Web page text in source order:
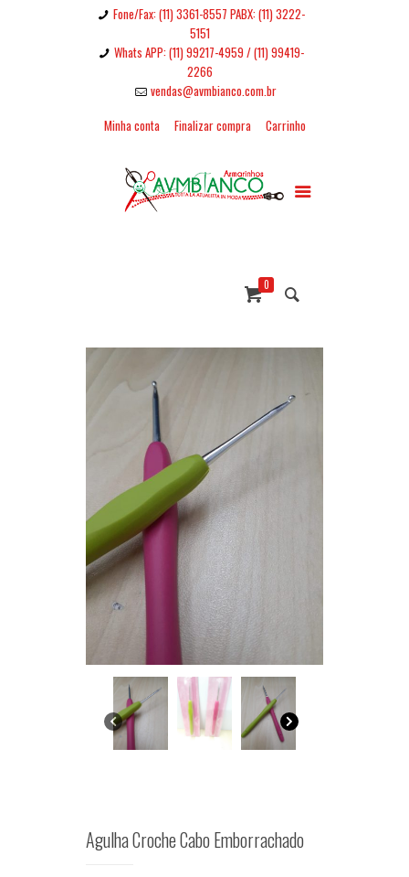
Fone/Fax: (11) 3361-8557 PABX: (11) 3222-
5151
Whats APP: (11) 99217-4959 / (11) 99419-
2266
vendas@avmbianco.com.br
Minha conta
Finalizar compra Carrinho
0
Agulha Croche Cabo Emborrachado